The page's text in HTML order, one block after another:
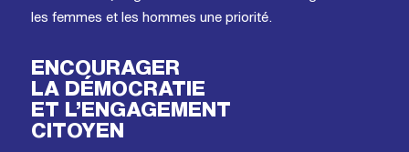
les femmes et les hommes une priorité.
ENCOURAGER
LA DÉMOCRATIE
ET L’ENGAGEMENT
CITOYEN